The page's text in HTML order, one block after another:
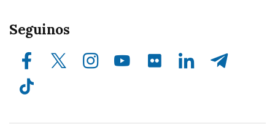
Seguinos
Facebook X (ex Twitter) Instagram Compartir en flickr LinkedIn